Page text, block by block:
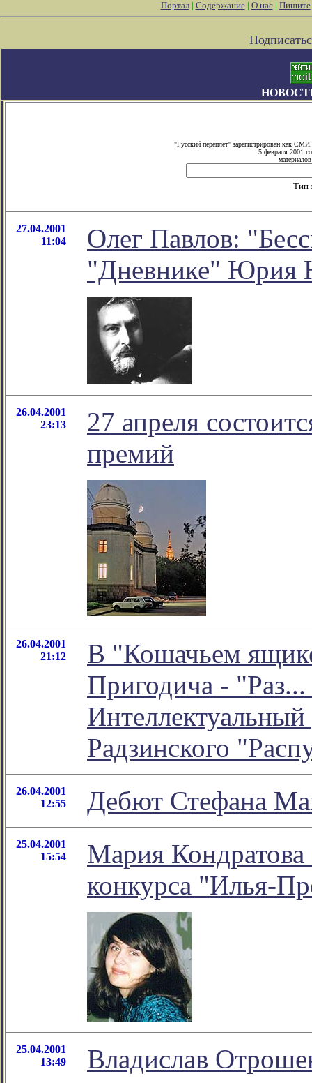
Портал| Содержание| О нас| Пишите
"Русский переплет" зарегистрирован как
5 февраля 2001
Тип
27.04.2001
11:04
Олег Павлов:
"Дневнике" Юрия
26.04.2001
23:13
27 апреля
премий
26.04.2001
21:12
В "Кошачьем
Пригодича -
Радзинского
26.04.2001
12:55
Дебют Стефана
25.04.2001
15:54
Мария Кондратова
конкурса "Илья-
25.04.2001
13:49
Владислав